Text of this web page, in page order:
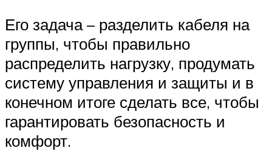
Его задача – разделить кабеля на
группы, чтобы правильно
распределить нагрузку, продумать
систему управления и защиты и в
конечном итоге сделать все, чтобы
гарантировать безопасность и
комфорт.